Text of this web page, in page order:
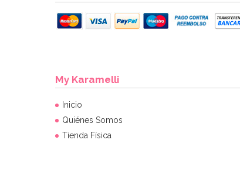
My Karamelli
Inicio
Quiénes Somos
Tienda Física